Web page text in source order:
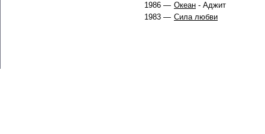
1986 — Океан - Аджит
1983 — Сила любви